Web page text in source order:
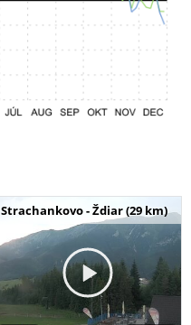
Strachankovo - Ždiar (29 km)